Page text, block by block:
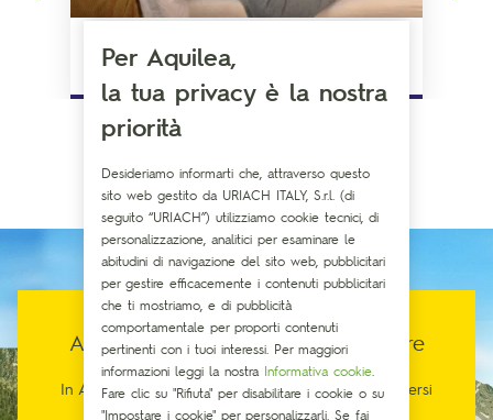
Riposo
Aquilea. Connesso al tuo benessere
In Aquilea crediamo che un nuovo modo di prendersi
cura di sé stessi sia possibile.
Per Aquilea,
la tua privacy è la nostra
priorità
Desideriamo informarti che, attraverso questo
sito web gestito da URIACH ITALY, S.r.l. (di
seguito “URIACH”) utilizziamo cookie tecnici, di
personalizzazione, analitici per esaminare le
abitudini di navigazione del sito web, pubblicitari
per gestire efficacemente i contenuti pubblicitari
che ti mostriamo, e di pubblicità
comportamentale per proporti contenuti
pertinenti con i tuoi interessi. Per maggiori
informazioni leggi la nostra Informativa cookie
Fare clic su "Rifiuta" per disabilitare i cookie o su
"Impostare i cookie" per personalizzarli. Se fai